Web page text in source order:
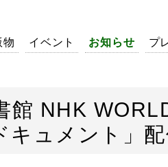
物 イベント お知らせ プ
館 NHK
キュメント」